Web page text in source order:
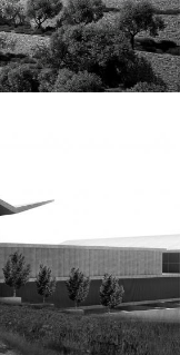
Δομή
για την
Λευκωσία